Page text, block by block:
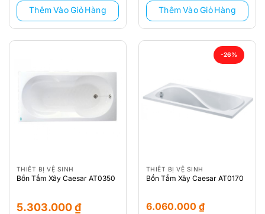
Thêm Vào Giỏ Hàng Thêm Vào Giỏ Hàng
THIẾT BỊ VỆ SINH
Bồn Tắm Xây Caesar AT0350
5.303.000₫
-26%
THIẾT BỊ VỆ SINH
Bồn Tắm Xây Caesar AT0170
6.060.000 ₫